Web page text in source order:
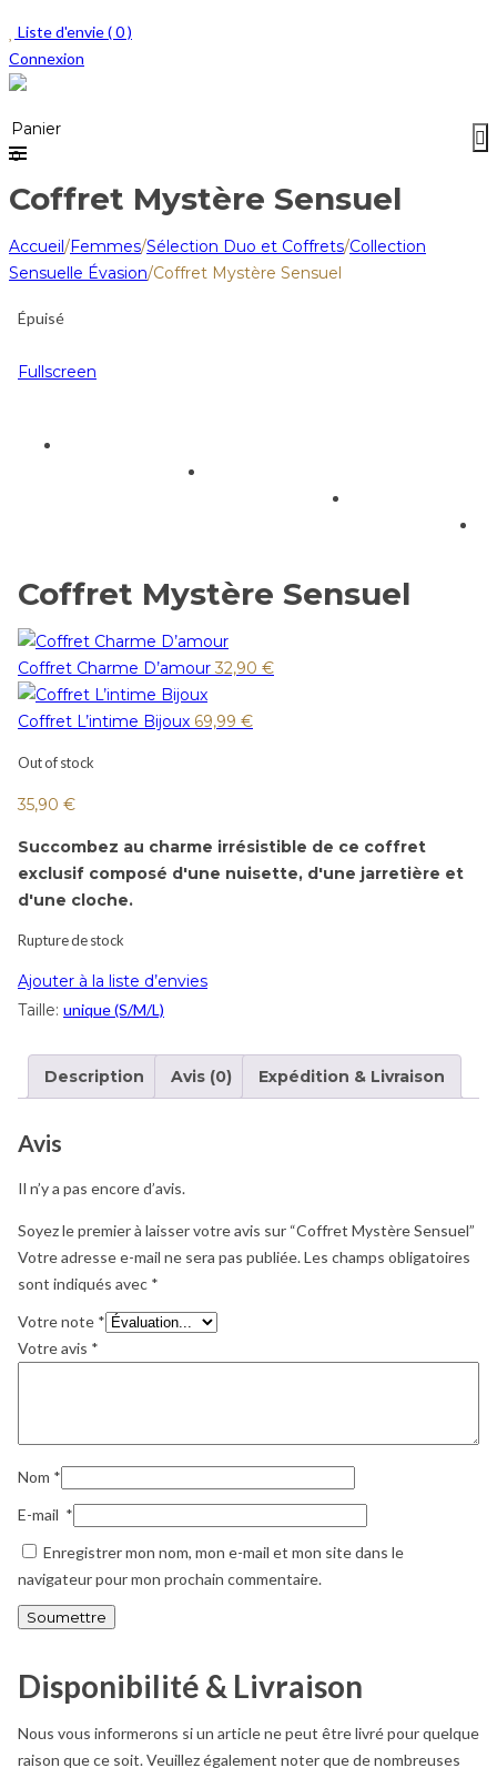
Liste d'envie (0)
Connexion
Panier
0
Coffret Mystère Sensuel
Accueil/Femmes/Sélection Duo et Coffrets/Collection
Sensuelle Évasion/Coffret Mystère Sensuel
Épuisé
Fullscreen
Coffret Mystère Sensuel
Coffret Charme D’amour 32,90 €
Coffret L’intime Bijoux 69,99 €
Out of stock
35,90 €
Succombez au charme irrésistible de ce coffret
exclusif composé d'une nuisette, d'une jarretière et
d'une cloche.
Rupture de stock
Ajouter à la liste d’envies
Taille: unique (S/M/L)
Description Avis (0) Expédition & Livraison
Avis
Il n’y a pas encore d’avis.
Soyez le premier à laisser votre avis sur “Coffret Mystère Sensuel”
Votre adresse e-mail ne sera pas publiée.Les champs obligatoires
sont indiqués avec *
Votre note *
Votre avis *
Nom *
E-mail *
Enregistrer mon nom, mon e-mail et mon site dans le
navigateur pour mon prochain commentaire.
Disponibilité & Livraison
Nous vous informerons si un article ne peut être livré pour quelque
raison que ce soit. Veuillez également noter que de nombreuses